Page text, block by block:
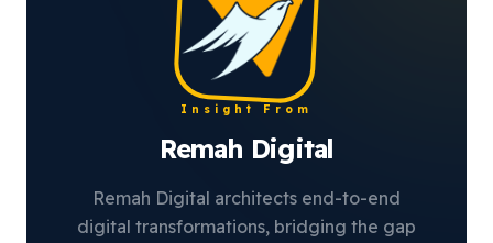
Insight From
Remah Digital
Remah Digital architects end-to-end
digital transformations, bridging the gap